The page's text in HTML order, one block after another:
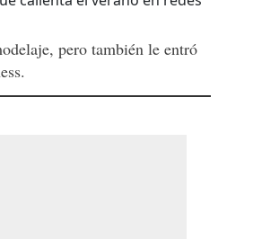
pero también le entró